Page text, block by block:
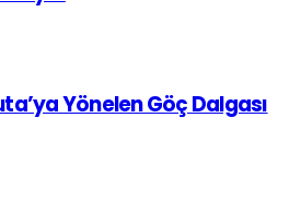
Yönelen Göç Dalgası